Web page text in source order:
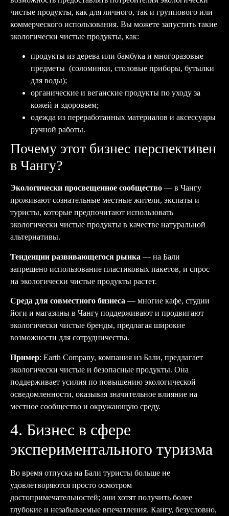
чистые продукты, как для личного, так и группового или
коммерческого использования. Вы можете запустить такие
экологически чистые продукты, как:
продукты из дерева или бамбука и многоразовые
предметы (соломинки, столовые приборы, бутылки
для воды);
органические и веганские продукты по уходу за
кожей и здоровьем;
одежда из переработанных материалов и аксессуары
ручной работы.
Почему этот бизнес перспективен
в Чангу?
Экологически просвещенное сообщество — в Чангу
проживают сознательные местные жители, экспаты и
туристы, которые предпочитают использовать
экологически чистые продукты в качестве натуральной
альтернативы.
Тенденции развивающегося рынка — на Бали
запрещено использование пластиковых пакетов, и спрос
на экологически чистые продукты растет.
Среда для совместного бизнеса — многие кафе, студии
йоги и магазины в Чангу поддерживают и продвигают
экологически чистые бренды, предлагая широкие
возможности для сотрудничества.
Пример: Earth Company, компания из Бали, предлагает
экологически чистые и безопасные продукты. Она
поддерживает усилия по повышению экологической
осведомленности, оказывая значительное влияние на
местное сообщество и окружающую среду.
4. Бизнес в сфере
экспериментального туризма
Во время отпуска на Бали туристы больше не
удовлетворяются просто осмотром
достопримечательностей; они хотят получить более
глубокие и незабываемые впечатления. Кангу, безусловно,